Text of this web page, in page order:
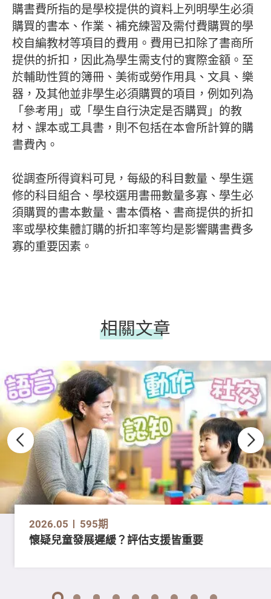
購書費所指的是學校提供的資料上列明學生必須
購買的書本、作業、補充練習及需付費購買的學
校自編教材等項目的費用。費用已扣除了書商所
提供的折扣，因此為學生需支付的實際金額。至
於輔助性質的簿冊、美術或勞作用具、文具、樂
器，及其他並非學生必須購買的項目，例如列為
「參考用」或「學生自行決定是否購買」的教
材、課本或工具書，則不包括在本會所計算的購
書費內。
從調查所得資料可見，每級的科目數量、學生選
修的科目組合、學校選用書冊數量多寡、學生必
須購買的書本數量、書本價格、書商提供的折扣
率或學校集體訂購的折扣率等均是影響購書費多
寡的重要因素。
相關文章
2026.05 595期
懷疑兒童發展遲緩？評估支援皆重要